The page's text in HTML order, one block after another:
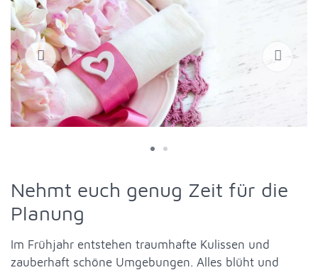
Nehmt euch genug Zeit für die
Planung
Im Frühjahr entstehen traumhafte Kulissen und
zauberhaft schöne Umgebungen. Alles blüht und